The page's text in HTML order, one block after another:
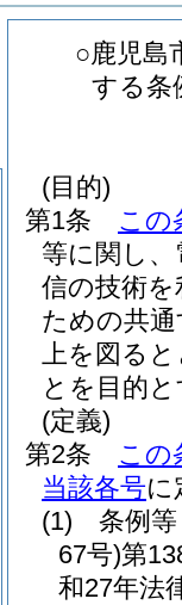
○鹿児島
する条
(目的)
第1条
この
等に関し
信の技術
ための共
上を図る
とを目的
(定義)
第2条
この
当該各号に
(1)
条例
67号)第
和27年法